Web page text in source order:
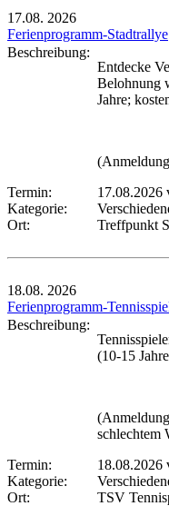
17.08. 2026
Ferienprogramm-Stadtrallye
Beschreibung:
Entdecke
Belohnung
Jahre;
Termin:
17.08.2026
Kategorie:
Ort:
Treffpunkt
18.08. 2026
Ferienprogramm-
Beschreibung:
(10-15
schlechtem
Termin:
18.08.2026
Kategorie:
Ort:
TSV